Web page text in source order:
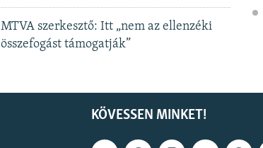
MTVA szerkesztő: Itt „nem az ellenzéki
összefogást támogatják”
KÖVESSEN MINKET!